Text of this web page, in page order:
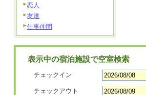
恋人
友達
仕事仲間
表示中の宿泊施設で空室検索
チェックイン
チェックアウト